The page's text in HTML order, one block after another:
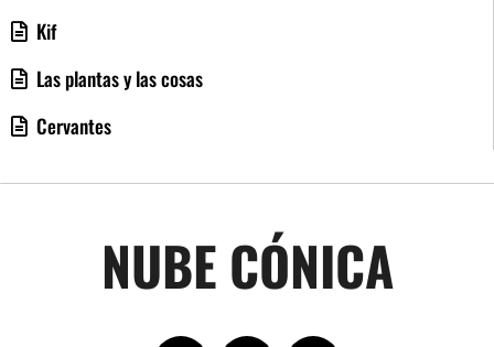
Kif
Las plantas y las cosas
Cervantes
NUBE CÓNICA